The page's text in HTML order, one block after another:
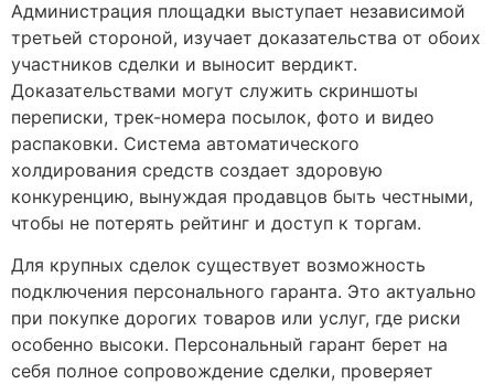
Администрация площадки выступает независимой
третьей стороной, изучает доказательства от обоих
участников сделки и выносит вердикт.
Доказательствами могут служить скриншоты
переписки, трек-номера посылок, фото и видео
распаковки. Система автоматического
холдирования средств создает здоровую
конкуренцию, вынуждая продавцов быть честными,
чтобы не потерять рейтинг и доступ к торгам.
Для крупных сделок существует возможность
подключения персонального гаранта. Это актуально
при покупке дорогих товаров или услуг, где риски
особенно высоки. Персональный гарант берет на
себя полное сопровождение сделки, проверяет